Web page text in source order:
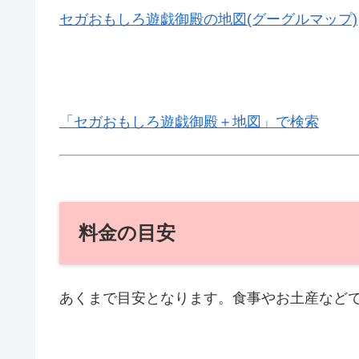
セガおもしろ遊戯御殿の地図(グーグルマップ)
「セガおもしろ遊戯御殿＋地図」で検索
料金の目安
あくまで目安となります。食事やお土産など